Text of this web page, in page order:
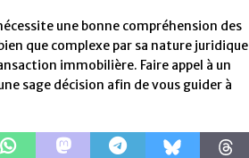
une bonne compréhension des
que complexe par sa nature juridique
immobilière. Faire appel à un
sage décision afin de vous guider à